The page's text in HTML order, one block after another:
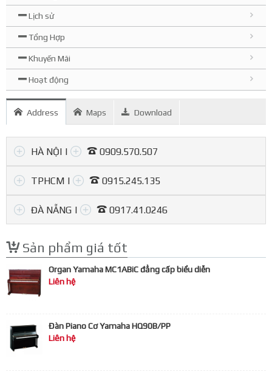
Lịch sử
Tổng Hợp
Khuyến Mãi
Hoạt động
Address Maps Download
HÀ NỘI | 0909.570.507
Hà Nội
(01) 507, Kim Ngưu, Hai Bà Trưng.
(02) 147, Hào Nam, Đống Đa.
TPHCM | 0915.245.135
ĐÀ NẴNG | 0917.41.0246
Sản phẩm giá tốt
Organ Yamaha MC1ABiC đẳng cấp biểu diễn
Liên hệ
Đàn Piano Cơ Yamaha HQ90B/PP
Liên hệ